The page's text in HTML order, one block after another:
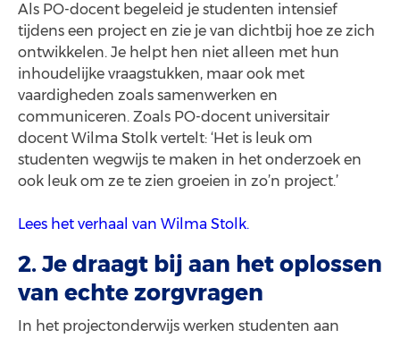
Als PO-docent begeleid je studenten intensief
tijdens een project en zie je van dichtbij hoe ze zich
ontwikkelen. Je helpt hen niet alleen met hun
inhoudelijke vraagstukken, maar ook met
vaardigheden zoals samenwerken en
communiceren. Zoals PO-docent universitair
docent Wilma Stolk vertelt: ‘Het is leuk om
studenten wegwijs te maken in het onderzoek en
ook leuk om ze te zien groeien in zo’n project.’
Lees het verhaal van Wilma Stolk.
2. Je draagt bij aan het oplossen
van echte zorgvragen
In het projectonderwijs werken studenten aan